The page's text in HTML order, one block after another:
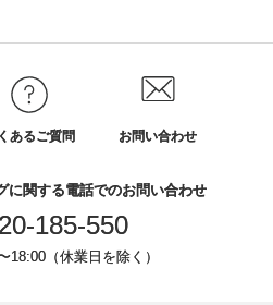
あるご質問 お問い合わせ
に関する電話でのお問い合わせ
185-550
18:00（休業日を除く）